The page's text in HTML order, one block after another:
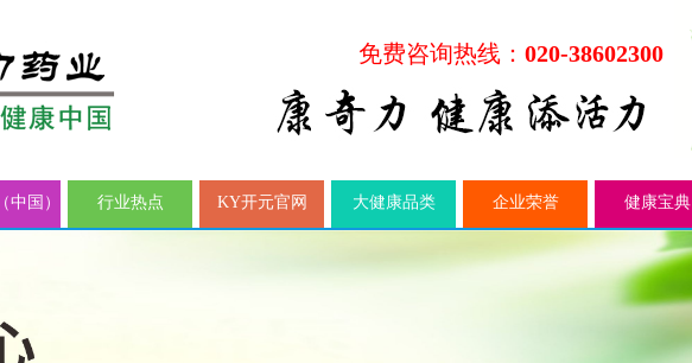
免费咨询热线： 020-38602300
中国） 行业热点 KY开元官网 大健康品类 企业荣誉 健康宝典